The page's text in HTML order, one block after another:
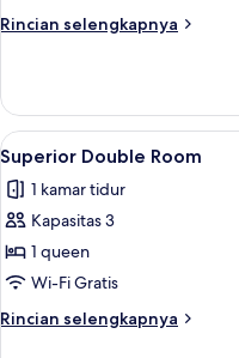
Rincian selengkapnya
Rincian
Superior
Family
Lihat
semua
foto
untuk
Superior
Double
Room
3
Superior Double Room
1 kamar tidur
Kapasitas 3
1 queen
Wi-Fi Gratis
Rincian selengkapnya
Rincian